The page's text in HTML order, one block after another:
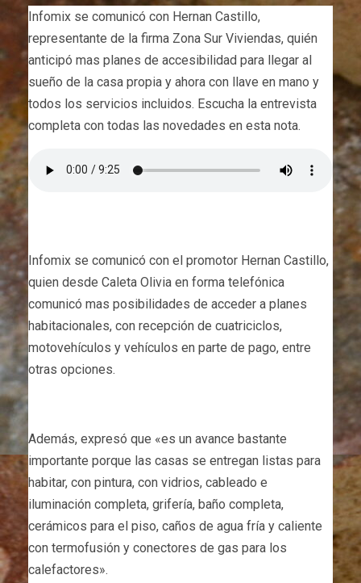
Infomix se comunicó con Hernan Castillo,
representante de la firma Zona Sur Viviendas, quién
anticipó mas planes de accesibilidad para llegar al
sueño de la casa propia y ahora con llave en mano y
todos los servicios incluidos. Escucha la entrevista
completa con todas las novedades en esta nota.
Infomix se comunicó con el promotor Hernan Castillo,
quien desde Caleta Olivia en forma telefónica
comunicó mas posibilidades de acceder a planes
habitacionales, con recepción de cuatriciclos,
motovehículos y vehículos en parte de pago, entre
otras opciones.
Además, expresó que «es un avance bastante
importante porque las casas se entregan listas para
habitar, con pintura, con vidrios, cableado e
iluminación completa, grifería, baño completa,
cerámicos para el piso, caños de agua fría y caliente
con termofusión y conectores de gas para los
calefactores».